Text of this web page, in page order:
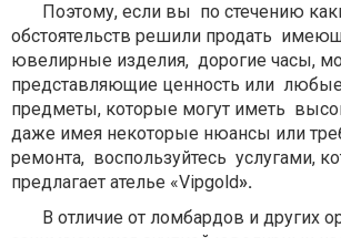
Поэтому, если вы по стечению
обстоятельств решили продать
ювелирные изделия, дорогие часы,
представляющие ценность или
предметы, которые могут иметь
даже имея некоторые нюансы или
ремонта, воспользуйтесь услугами,
предлагает ателье «Vipgold».
В отличие от ломбардов и других